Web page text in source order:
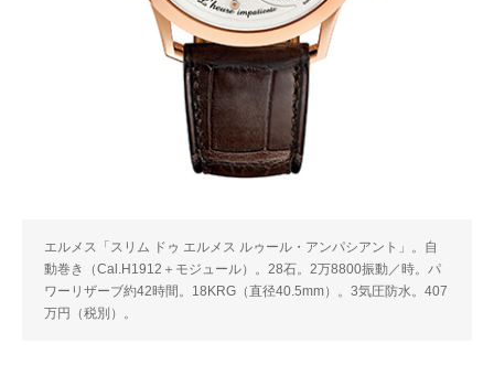
エルメス「スリム ドゥ エルメス ルゥール・アンパシアント」。自
動巻き（Cal.H1912＋モジュール）。28石。2万8800振動／時。パ
ワーリザーブ約42時間。18KRG（直径40.5mm）。3気圧防水。407
万円（税別）。